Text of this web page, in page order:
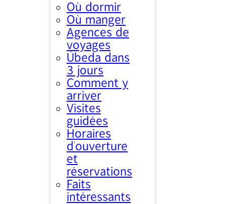
Où dormir
Où manger
Agences de
voyages
Úbeda dans
3 jours
Comment y
arriver
Visites
guidées
Horaires
d’ouverture
et
réservations
Faits
intéressants